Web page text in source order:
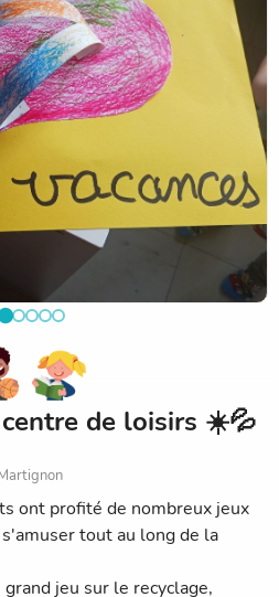
de loisirs ☀️💦
ont profité de nombreux jeux
tout au long de la
jeu sur le recyclage,